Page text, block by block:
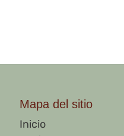
Mapa del sitio
Inicio